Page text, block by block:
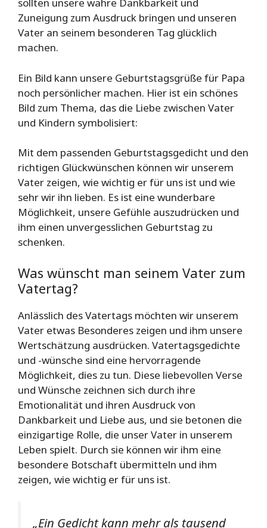
sollten unsere wahre Dankbarkeit und
Zuneigung zum Ausdruck bringen und unseren
Vater an seinem besonderen Tag glücklich
machen.
Ein Bild kann unsere Geburtstagsgrüße für Papa
noch persönlicher machen. Hier ist ein schönes
Bild zum Thema, das die Liebe zwischen Vater
und Kindern symbolisiert:
Mit dem passenden Geburtstagsgedicht und den
richtigen Glückwünschen können wir unserem
Vater zeigen, wie wichtig er für uns ist und wie
sehr wir ihn lieben. Es ist eine wunderbare
Möglichkeit, unsere Gefühle auszudrücken und
ihm einen unvergesslichen Geburtstag zu
schenken.
Was wünscht man seinem Vater zum
Vatertag?
Anlässlich des Vatertags möchten wir unserem
Vater etwas Besonderes zeigen und ihm unsere
Wertschätzung ausdrücken. Vatertagsgedichte
und -wünsche sind eine hervorragende
Möglichkeit, dies zu tun. Diese liebevollen Verse
und Wünsche zeichnen sich durch ihre
Emotionalität und ihren Ausdruck von
Dankbarkeit und Liebe aus, und sie betonen die
einzigartige Rolle, die unser Vater in unserem
Leben spielt. Durch sie können wir ihm eine
besondere Botschaft übermitteln und ihm
zeigen, wie wichtig er für uns ist.
„Ein Gedicht kann mehr als tausend